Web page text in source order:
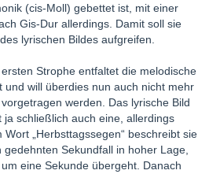
(cis-Moll) gebettet ist, mit einer
Gis-Dur allerdings. Damit soll sie
lyrischen Bildes aufgreifen.
Strophe entfaltet die melodische
und will überdies nun auch nicht mehr
werden. Das lyrische Bild
ja schließlich auch eine, allerdings
„Herbsttagssegen“ beschreibt sie
Sekundfall in hoher Lage,
eine Sekunde übergeht. Danach